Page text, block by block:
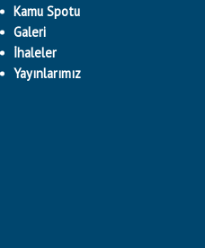
Kamu Spotu
Galeri
İhaleler
Yayınlarımız